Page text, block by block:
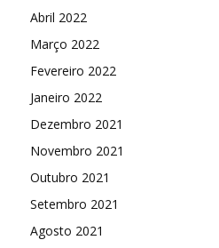
Abril 2022
Março 2022
Fevereiro 2022
Janeiro 2022
Dezembro 2021
Novembro 2021
Outubro 2021
Setembro 2021
Agosto 2021